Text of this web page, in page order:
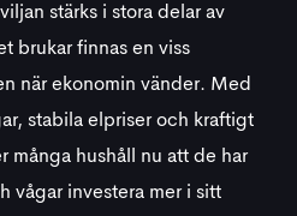
stärks i stora delar av
brukar finnas en viss
när ekonomin vänder. Med
stabila elpriser och kraftigt
många hushåll nu att de har
vågar investera mer i sitt